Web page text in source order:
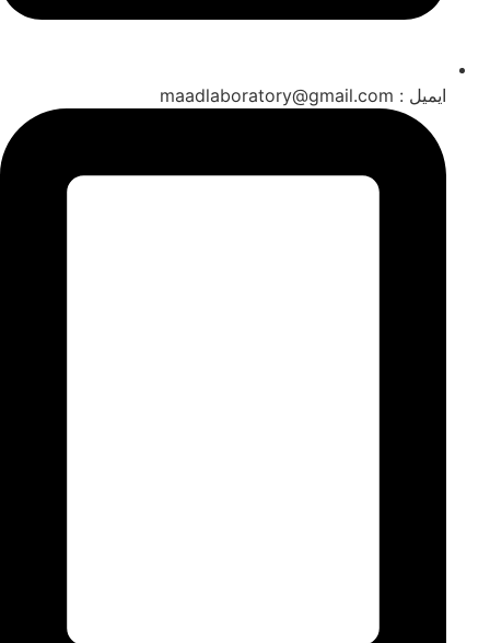
ایمیل : maadlaboratory@gmail.com